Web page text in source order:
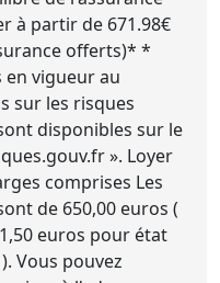
à partir de 671.98€
offerts)* *
vigueur au
sur les risques
disponibles sur le
». Loyer
comprises Les
de 650,00 euros (
euros pour état
Vous pouvez